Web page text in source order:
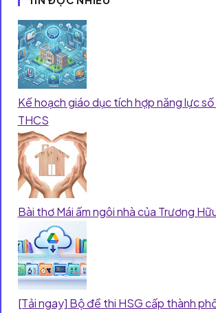
Kế hoạch giáo dục tích hợp năng lực
THCS
Bài thơ Mái ấm ngôi nhà của Trương
[Tải ngay] Bộ đề thi HSG cấp thành